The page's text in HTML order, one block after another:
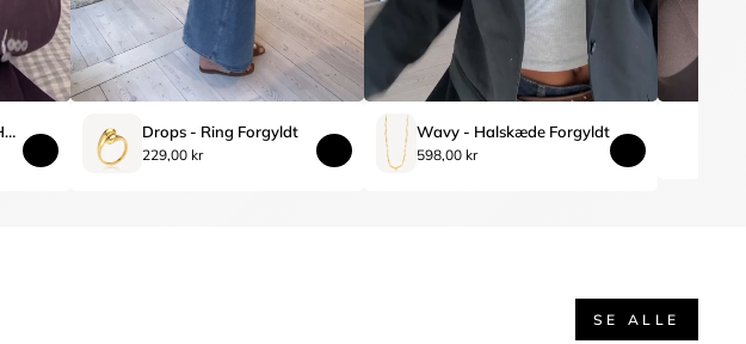
Signe Kragh x Sistie2ND - Halskæde Forgyldt Drops - Ring Forgyldt
229,00 kr
Wavy - Halskæde Forgyldt
598,00 kr
SE ALLE